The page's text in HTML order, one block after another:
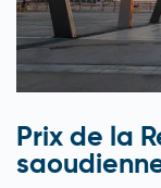
Prix de la